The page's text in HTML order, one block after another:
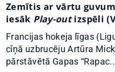
Zemītis ar vārtu
iesāk Play-outizspēli
Francijas hokeja līgas
cīņā uzbrucēju Artūra
pārstāvētā Gapas